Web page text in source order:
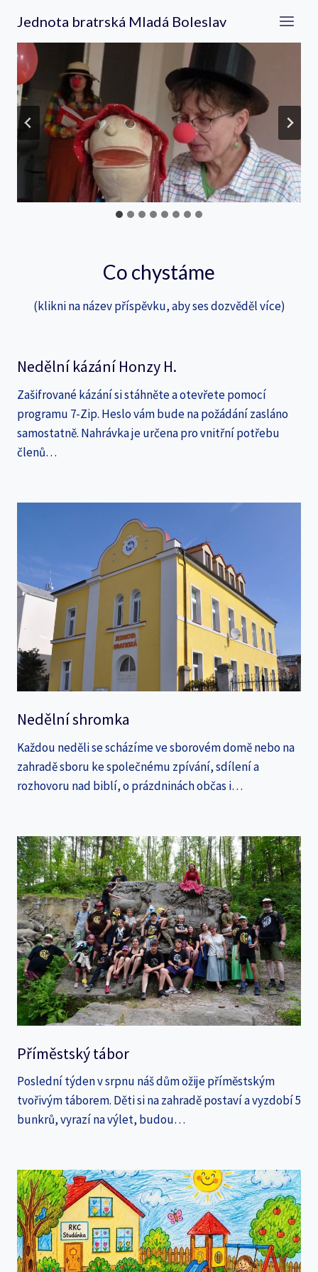
obsah
Jednota bratrská Mladá Boleslav
Co chystáme
(klikni na název příspěvku, aby ses dozvěděl více)
Nedělní kázání Honzy H.
Zašifrované kázání si stáhněte a otevřete pomocí
programu 7-Zip. Heslo vám bude na požádání zasláno
samostatně. Nahrávka je určena pro vnitřní potřebu
členů…
Nedělní shromka
Každou neděli se scházíme ve sborovém domě nebo na
zahradě sboru ke společnému zpívání, sdílení a
rozhovoru nad biblí, o prázdninách občas i…
Příměstský tábor
Poslední týden v srpnu náš dům ožije příměstským
tvořivým táborem. Děti si na zahradě postaví a vyzdobí 5
bunkrů, vyrazí na výlet, budou…